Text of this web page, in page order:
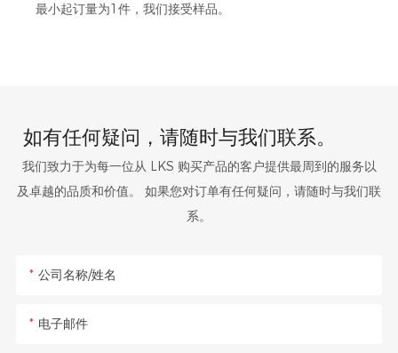
最小起订量为1件，我们接受样品。
如有任何疑问，请随时与我们联系。
我们致力于为每一位从 LKS 购买产品的客户提供最周到的服务以
及卓越的品质和价值。 如果您对订单有任何疑问，请随时与我们联
系。
公司名称/姓名
电子邮件